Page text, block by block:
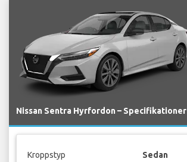
Nissan Sentra Hyrfordon – Specifikationer
Kroppstyp Sedan